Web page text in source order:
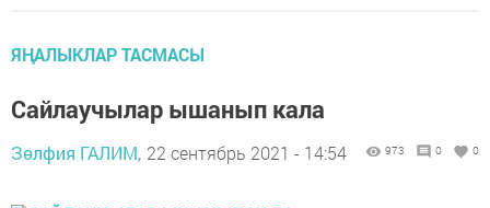
ЯҢАЛЫКЛАР ТАСМАСЫ
Сайлаучылар ышанып кала
Зөлфия ГАЛИМ, 22 сентябрь 2021 - 14:54 973 0 0